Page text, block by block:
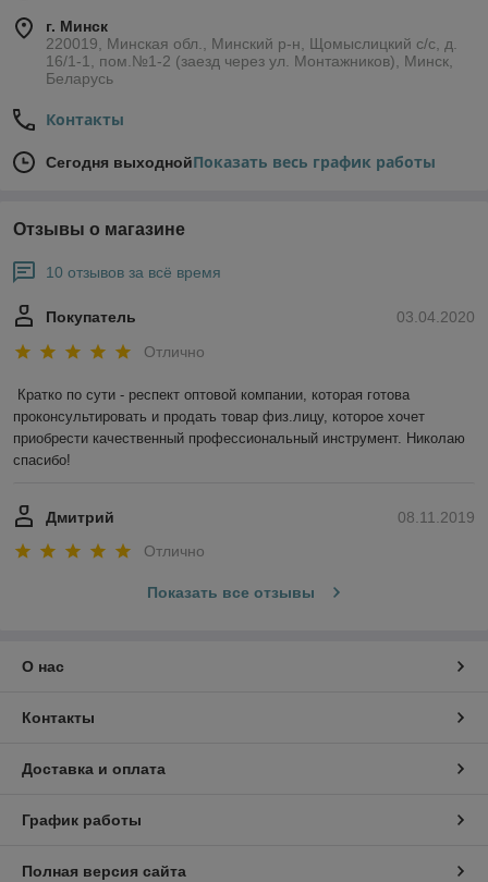
г. Минск
220019, Минская обл., Минский р-н, Щомыслицкий с/с, д.
16/1-1, пом.№1-2 (заезд через ул. Монтажников), Минск,
Беларусь
Контакты
Сегодня выходнойПоказать весь график работы
Отзывы о магазине
10 отзывов за всё время
03.04.2020
Покупатель
Отлично
Кратко по сути - респект оптовой компании, которая готова
проконсультировать и продать товар физ.лицу, которое хочет
приобрести качественный профессиональный инструмент. Николаю
спасибо!
08.11.2019
Дмитрий
Отлично
Показать все отзывы
О нас
Контакты
Доставка и оплата
График работы
Полная версия сайта